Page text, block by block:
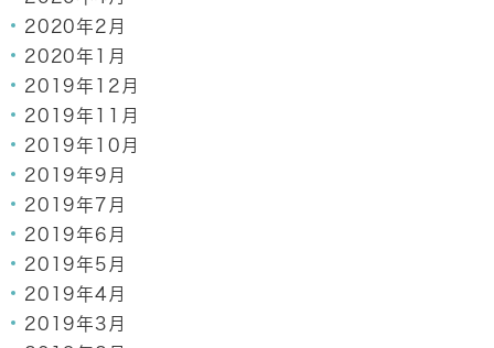
2020年2月
2020年1月
2019年12月
2019年11月
2019年10月
2019年9月
2019年7月
2019年6月
2019年5月
2019年4月
2019年3月